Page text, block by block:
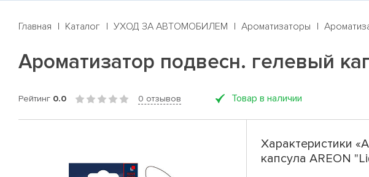
Главная Каталог УХОД ЗА АВТОМОБИЛЕМ Ароматизаторы
Ароматизатор подвесн. гелевый
Рейтинг 0.0 0 отзывов Товар в наличии
Характеристики
капсула AREON